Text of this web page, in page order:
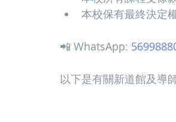
本校保有最終決定
📲 WhatsApp:
以下是有關新道館及導